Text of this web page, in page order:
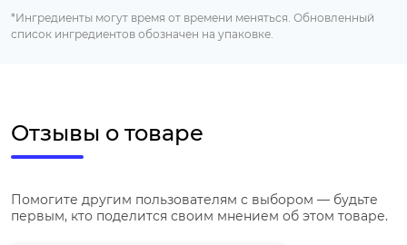
*Ингредиенты могут время от времени меняться. Обновленный
список ингредиентов обозначен на упаковке.
Отзывы о товаре
Помогите другим пользователям с выбором — будьте
первым, кто поделится своим мнением об этом товаре.